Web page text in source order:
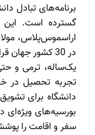
برنامه‌های تبادل
گسترده است. این
در 30 کشور
یک‌ساله، ترمی و
تجربه تحصیل در
دانشگاه برای
بورسیه‌های
سفر و اقامت را